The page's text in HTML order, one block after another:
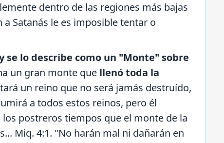
dentro de las regiones más bajas
Satanás le es imposible tentar o
se lo describe como un "Monte" sobre
un gran monte que llenó toda la
un reino que no será jamás destruído,
a todos estos reinos, pero él
postreros tiempos que el monte de la
Miq. 4:1. "No harán mal ni dañarán en